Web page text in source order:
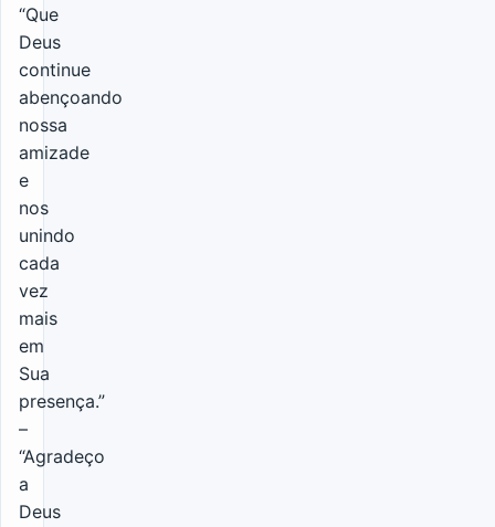
“Que
Deus
continue
abençoando
nossa
amizade
e
nos
unindo
cada
vez
mais
em
Sua
presença.”
–
“Agradeço
a
Deus